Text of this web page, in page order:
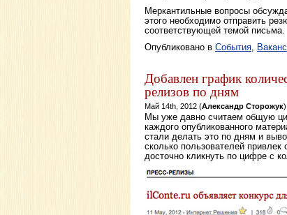
Меркантильные вопросы
этого необходимо отправить
соответствующей темой письма.
Опубликовано в События
Добавлен график
релизов по дням
Май 14th, 2012 (Александр Сторожук)
Мы уже давно считаем общую
каждого опубликованного
стали делать это по дням и
сколько пользователей привлек
досточно кликнуть по цифре с